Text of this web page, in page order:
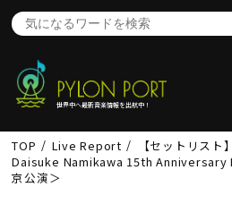
世界中へ最新音楽情報を出航中！
TOP Live Report
【セットリス
Daisuke Namikawa 15th Anniversary
京公演＞